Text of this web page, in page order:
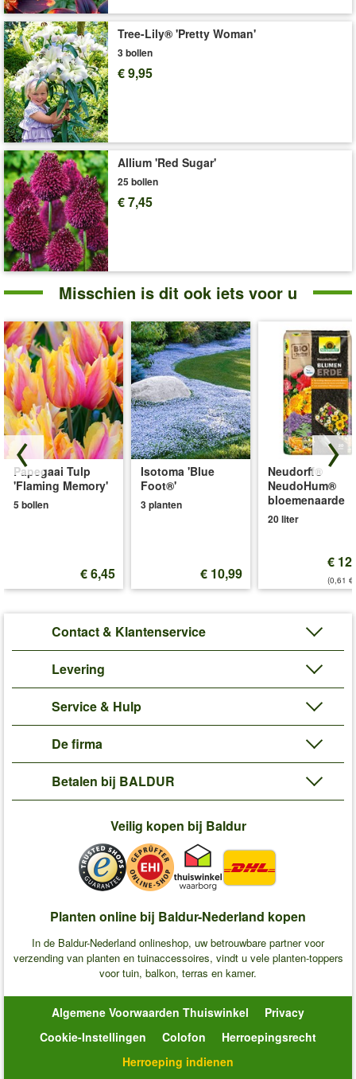
Art.nr.:39929
Levering omvat:bolomvang 12 cm
'Tulpen'
Plant- en Verzorgingstips
Tree-Lily® 'Pretty Woman'
3 bollen
€ 9,95
Allium 'Red Sugar'
25 bollen
€ 7,45
Misschien is dit ook iets voor u
Papegaai Tulp
'Flaming Memory'
5 bollen
€ 6,45
Isotoma 'Blue
Foot®'
3 planten
€ 10,99
Neudorff®
NeudoHum®
bloemenaarde
20 liter
€
(0,61
Contact & Klantenservice
Levering
Service & Hulp
De firma
Betalen bij BALDUR
Veilig kopen bij Baldur
Planten online bij Baldur-Nederland kopen
In de Baldur-Nederland onlineshop, uw betrouwbare partner voor
verzending van planten en tuinaccessoires, vindt u vele planten-toppers
voor tuin, balkon, terras en kamer.
Algemene Voorwaarden Thuiswinkel
Privacy
Cookie-Instellingen
Colofon
Herroepingsrecht
Herroeping indienen